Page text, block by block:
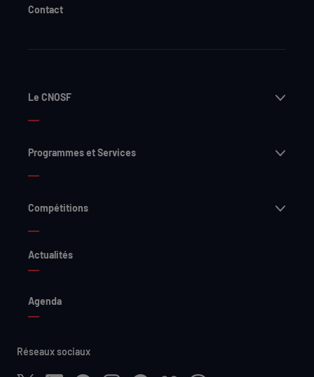
Contact
Le CNOSF
Programmes et Services
Compétitions
Actualités
Agenda
Réseaux sociaux